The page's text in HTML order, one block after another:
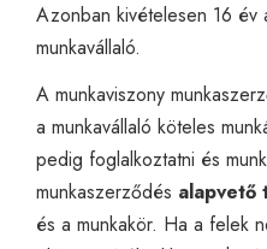
Azonban kivételesen 16 év
munkavállaló.
A munkaviszony
a munkavállaló köteles
pedig foglalkoztatni és
munkaszerződés alapvető
és a munkakör. Ha a felek